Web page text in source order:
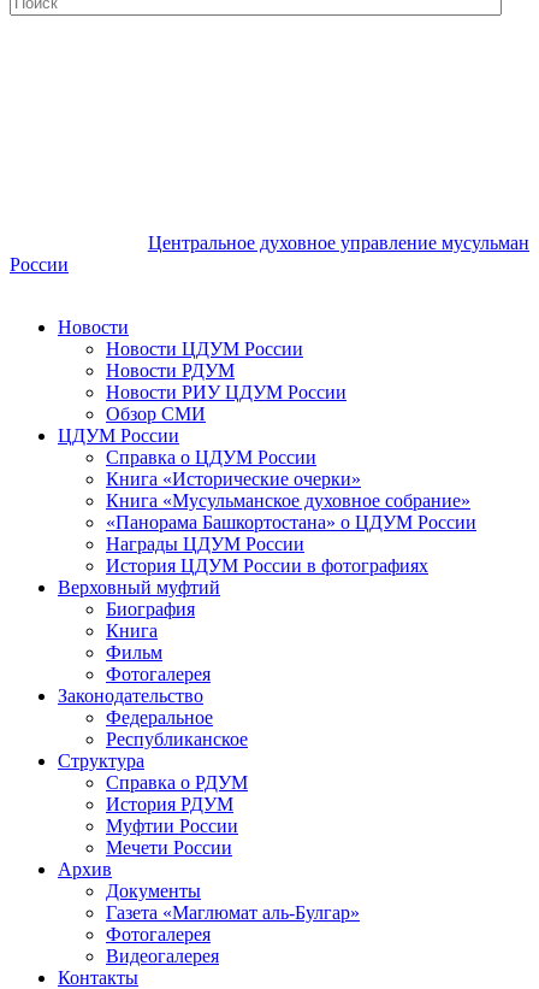
Центральное духовное управление мусульман
России
Новости
Новости ЦДУМ России
Новости РДУМ
Новости РИУ ЦДУМ России
Обзор СМИ
ЦДУМ России
Справка о ЦДУМ России
Книга «Исторические очерки»
Книга «Мусульманское духовное собрание»
«Панорама Башкортостана» о ЦДУМ России
Награды ЦДУМ России
История ЦДУМ России в фотографиях
Верховный муфтий
Биография
Книга
Фильм
Фотогалерея
Законодательство
Федеральное
Республиканское
Структура
Справка о РДУМ
История РДУМ
Муфтии России
Мечети России
Архив
Документы
Газета «Маглюмат аль-Булгар»
Фотогалерея
Видеогалерея
Контакты